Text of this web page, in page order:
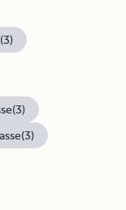
(3)
(3)
(3)